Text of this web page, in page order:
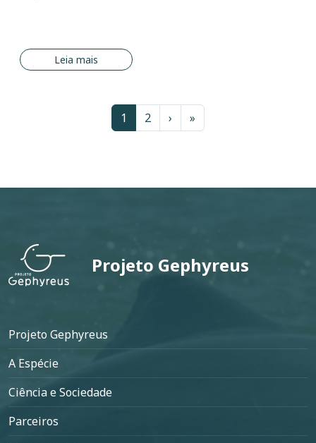
Leia mais
Página
1 Página
2 Próxima página
› Última página
»
Projeto Gephyreus
Rodapé
Projeto Gephyreus
A Espécie
Ciência e Sociedade
Parceiros